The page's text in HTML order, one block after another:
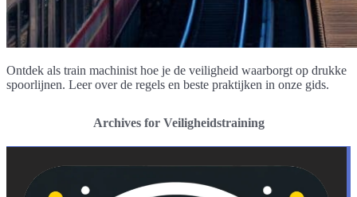
Ontdek als train machinist hoe je de veiligheid waarborgt op drukke
spoorlijnen. Leer over de regels en beste praktijken in onze gids.
Archives for Veiligheidstraining